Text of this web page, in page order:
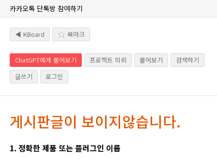
카카오톡 단톡방 참여하기
◀ KBoard 북마크
ChatGPT에게 물어보기 프로젝트 의뢰 물어보기
검색하기
글쓰기
로그인
게시판글이 보이지않습니다.
1. 정확한 제품 또는 플러그인 이름